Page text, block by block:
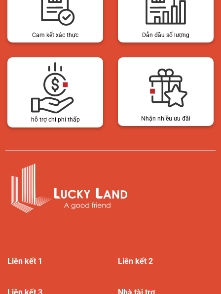
Cam kết xác thực Dẫn đầu số lượng
hỗ trợ chi phí thấp Nhận nhiều ưu đãi
Liên kết 1 Liên kết 2